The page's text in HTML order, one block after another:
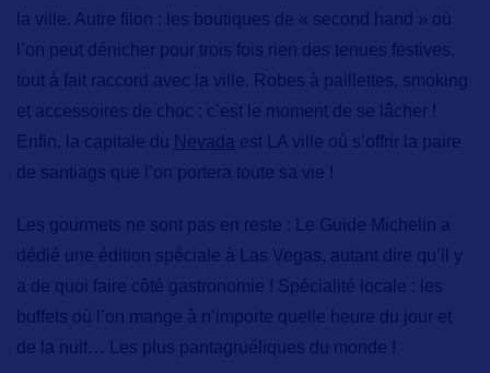
la ville. Autre filon : les boutiques de « second hand » où
l’on peut dénicher pour trois fois rien des tenues festives,
tout à fait raccord avec la ville. Robes à paillettes, smoking
et accessoires de choc : c’est le moment de se lâcher !
Enfin, la capitale du
Nevada est LA ville où s’offrir la paire
de santiags que l’on portera toute sa vie !
Les gourmets ne sont pas en reste : Le Guide Michelin a
dédié une édition spéciale à Las Vegas, autant dire qu’il y
a de quoi faire côté gastronomie ! Spécialité locale : les
buffets où l’on mange à n’importe quelle heure du jour et
de la nuit… Les plus pantagruéliques du monde !